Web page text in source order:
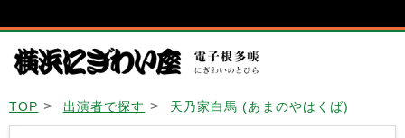
TOP 出演者で探す 天乃家白馬 (あまのやはくば)